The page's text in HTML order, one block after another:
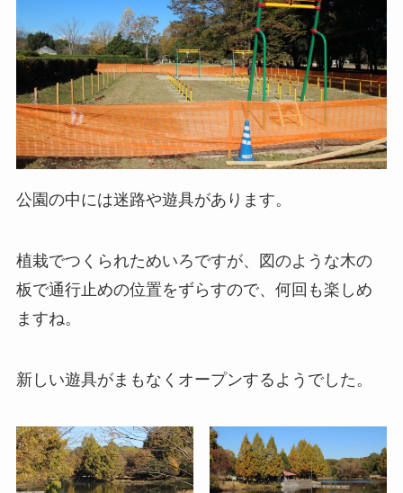
公園の中には迷路や遊具があります。
植栽でつくられためいろですが、図のような木の
板で通行止めの位置をずらすので、何回も楽しめ
ますね。
新しい遊具がまもなくオープンするようでした。